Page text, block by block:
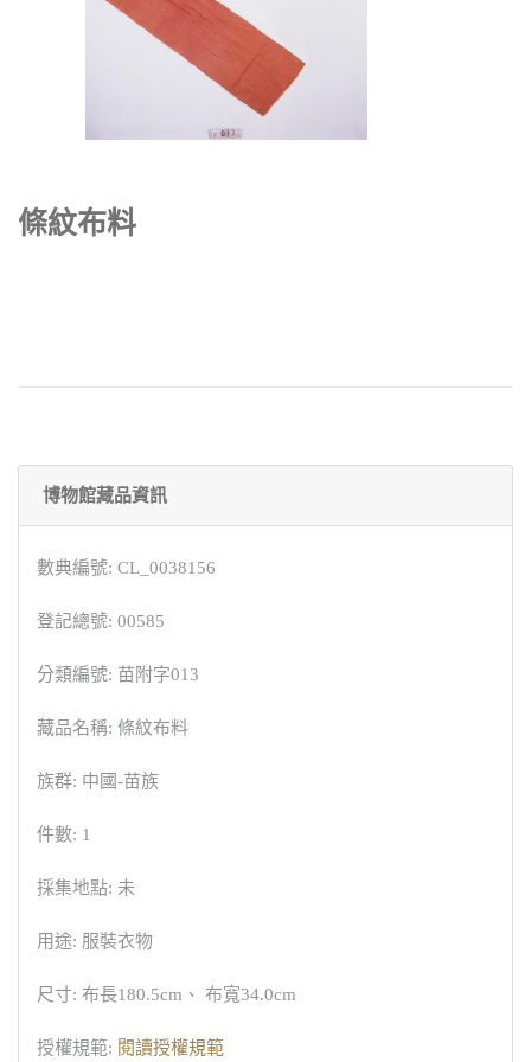
條紋布料
博物館藏品資訊
數典編號: CL_0038156
登記總號: 00585
分類編號: 苗附字013
藏品名稱: 條紋布料
族群: 中國-苗族
件數: 1
採集地點: 未
用途: 服裝衣物
尺寸: 布長180.5cm、 布寬34.0cm
授權規範: 閱讀授權規範